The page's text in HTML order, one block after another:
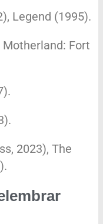
Legend (1995).
Motherland: Fort
2023), The